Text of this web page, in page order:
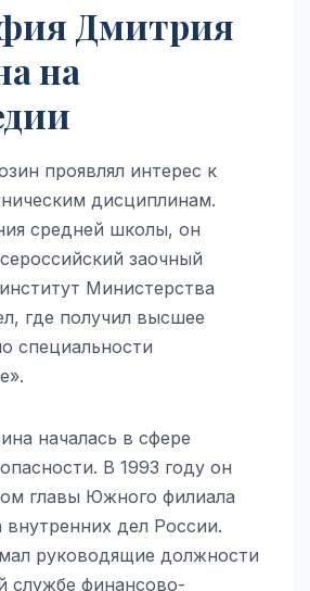
Дмитрия
на
проявлял интерес к
дисциплинам.
средней школы, он
заочный
Министерства
где получил высшее
специальности
началась в сфере
В 1993 году он
главы Южного филиала
дел России.
руководящие должности
службе финансово-